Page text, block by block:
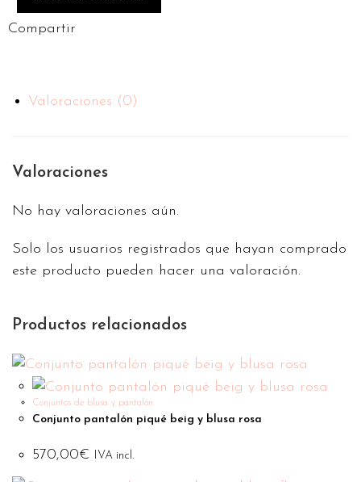
Compartir
Valoraciones (0)
Valoraciones
No hay valoraciones aún.
Solo los usuarios registrados que hayan comprado
este producto pueden hacer una valoración.
Productos relacionados
Conjuntos de blusa y pantalón
Conjunto pantalón piqué beig y blusa rosa
570,00€ IVA incl.